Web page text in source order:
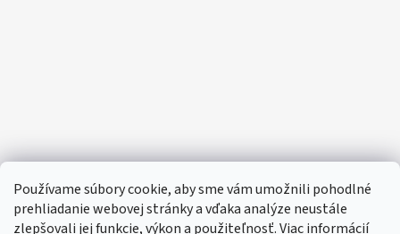
Používame súbory cookie, aby sme vám umožnili pohodlné
prehliadanie webovej stránky a vďaka analýze neustále
zlepšovali jej funkcie, výkon a použiteľnosť.Viac informácií